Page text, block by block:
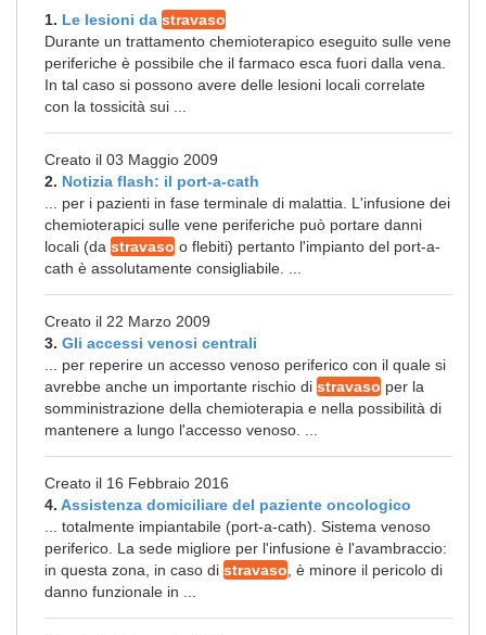
1. Le lesioni da stravaso
Durante un trattamento chemioterapico eseguito sulle vene
periferiche è possibile che il farmaco esca fuori dalla vena.
In tal caso si possono avere delle lesioni locali correlate
con la tossicità sui ...
Creato il 03 Maggio 2009
2. Notizia flash: il port-a-cath
... per i pazienti in fase terminale di malattia. L'infusione dei
chemioterapici sulle vene periferiche può portare danni
locali (da stravaso o flebiti) pertanto l'impianto del port-a-
cath è assolutamente consigliabile. ...
Creato il 22 Marzo 2009
3. Gli accessi venosi centrali
... per reperire un accesso venoso periferico con il quale si
avrebbe anche un importante rischio di stravaso per la
somministrazione della chemioterapia e nella possibilità di
mantenere a lungo l'accesso venoso. ...
Creato il 16 Febbraio 2016
4. Assistenza domiciliare del paziente oncologico
... totalmente impiantabile (port-a-cath). Sistema venoso
periferico. La sede migliore per l'infusione è l'avambraccio:
in questa zona, in caso di stravaso , è minore il pericolo di
danno funzionale in ...